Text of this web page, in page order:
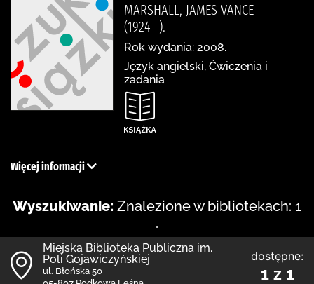
MARSHALL, JAMES VANCE
(1924- ).
Rok wydania: 2008.
Język angielski, Ćwiczenia i
zadania
Więcej informacji
Wyszukiwanie: Znalezione w bibliotekach: 1
.
Miejska Biblioteka Publiczna im.
Poli Gojawiczyńskiej
ul. Błońska 50
dostępne:
1 z 1